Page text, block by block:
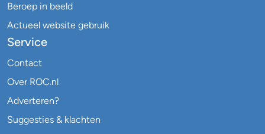
Beroep in beeld
Actueel website gebruik
Service
Contact
Over ROC.nl
Adverteren?
Suggesties & klachten